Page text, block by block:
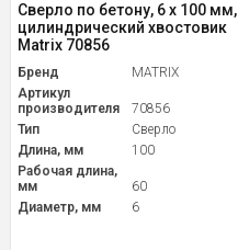
Сверло по бетону, 6 х 100 мм,
цилиндрический хвостовик
Matrix 70856
Бренд
MATRIX
Артикул
производителя
70856
Тип
Сверло
Длина, мм
100
Рабочая длина,
мм
60
Диаметр, мм
6